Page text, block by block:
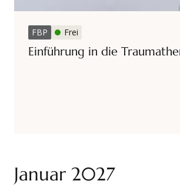
FBP Frei
Einführung in die
Januar 2027